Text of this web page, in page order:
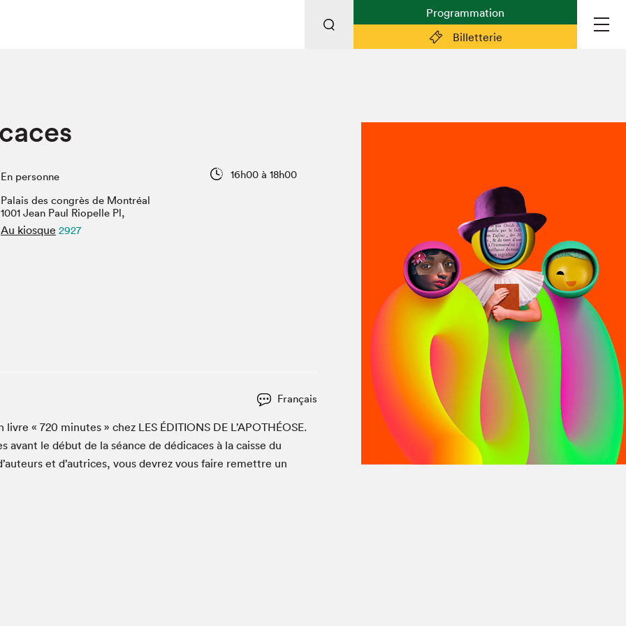
Billetterie
Programmation
Vidéos et balados
Le Salon dans ta classe
Liseur Public
Matinées scolaires Hydro-Québec
Espace exposant·e·s
Espace enseignant·e·s
Espace participant⋅e⋅s
Espace Salon dans la ville
Espace bénévoles
Devenir bénévole
À propos du Salon
Liste des exposant·e·s
Liste des auteur·rice·s
En personne
16h00 à 18h00
Palais des congrès de Montréal
1001 Jean Paul Riopelle Pl,
Au kiosque 2927
Français
livre « 720 min­utes » chez LES ÉDI­TIONS DEL’APOTHÉOSE.
avant le début de la séance de dédi­caces à la caisse du
et d’autrices, vous devrez vous faire remet­tre un